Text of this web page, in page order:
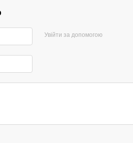
Увійти за допомогою